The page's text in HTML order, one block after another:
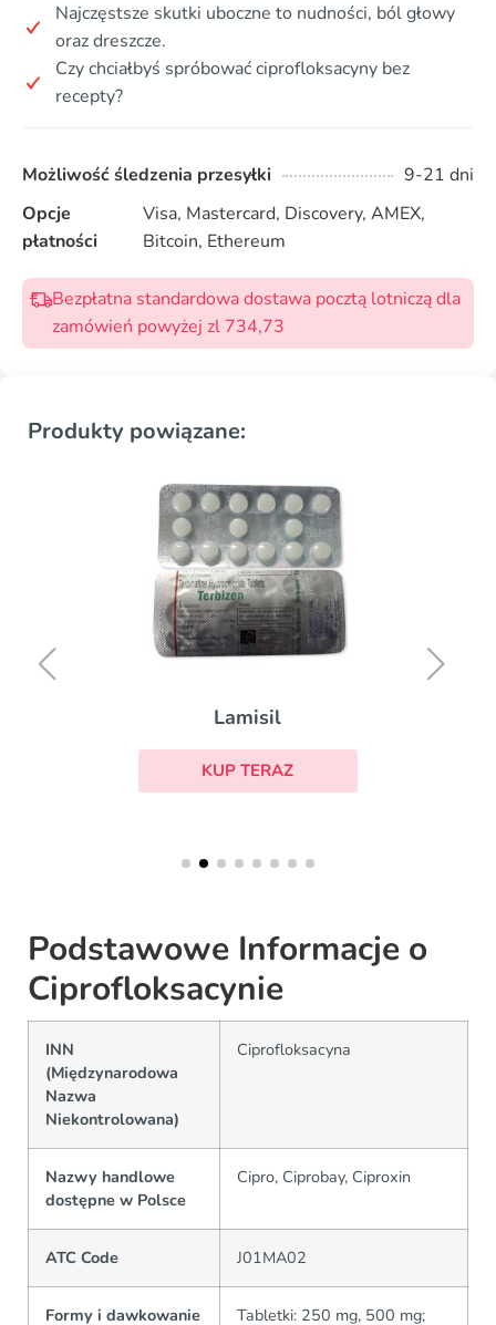
Najczęstsze skutki uboczne to nudności, ból głowy
oraz dreszcze.
Czy chciałbyś spróbować ciprofloksacyny bez
recepty?
Możliwość śledzenia przesyłki
9-21 dni
Opcje
płatności
Visa, Mastercard, Discovery, AMEX,
Bitcoin, Ethereum
Bezpłatna standardowa dostawa pocztą lotniczą dla
zamówień powyżej zl 734,73
Produkty powiązane:
Lamisil
KUP TERAZ
Podstawowe Informacje o
Ciprofloksacynie
INN
(Międzynarodowa
Nazwa
Niekontrolowana)
Ciprofloksacyna
Nazwy handlowe
dostępne w Polsce
Cipro, Ciprobay, Ciproxin
ATC Code J01MA02
Formy i dawkowanie Tabletki: 250 mg, 500 mg;